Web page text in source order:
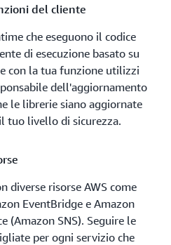
può essere fatto
o per i cluster Amazon
di ripristini frequenti per
i backup per servizi AWS
DynamoDB, Neptune e
del cliente
che eseguono il codice
di esecuzione basato su
con la tua funzione utilizzi
dell'aggiornamento
le librerie siano aggiornate
tuo livello di sicurezza.
diverse risorse AWS come
EventBridge e Amazon
(Amazon SNS). Seguire le
per ogni servizio che